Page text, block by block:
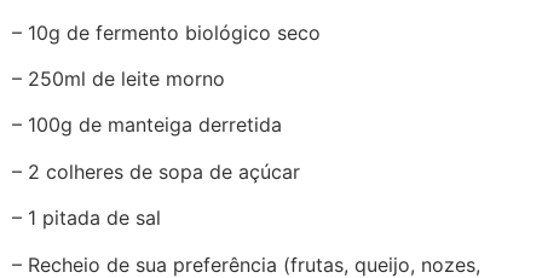
– 10g de fermento biológico seco
– 250ml de leite morno
– 100g de manteiga derretida
– 2 colheres de sopa de açúcar
– 1 pitada de sal
– Recheio de sua preferência (frutas, queijo, nozes,